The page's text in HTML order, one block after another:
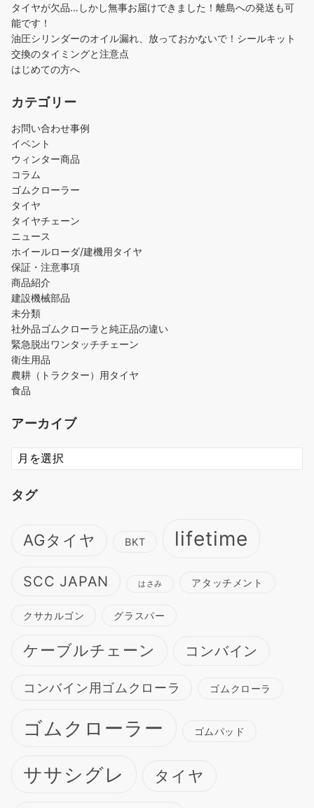
タイヤが欠品…しかし無事お届けできました！離島への発送も可
能です！
油圧シリンダーのオイル漏れ、放っておかないで！シールキット
交換のタイミングと注意点
はじめての方へ
カテゴリー
お問い合わせ事例
イベント
ウィンター商品
コラム
ゴムクローラー
タイヤ
タイヤチェーン
ニュース
ホイールローダ/建機用タイヤ
保証・注意事項
商品紹介
建設機械部品
未分類
社外品ゴムクローラと純正品の違い
緊急脱出ワンタッチチェーン
衛生用品
農耕（トラクター）用タイヤ
食品
アーカイブ
ア
ー
イ
タグ
AGタイヤ BKT lifetime
SCC JAPAN はさみ アタッチメント
クサカルゴン グラスパー
ケーブルチェーン コンバイン
コンバイン用ゴムクローラ ゴムクローラ
ゴムクローラー ゴムパッド
ササシグレ タイヤ